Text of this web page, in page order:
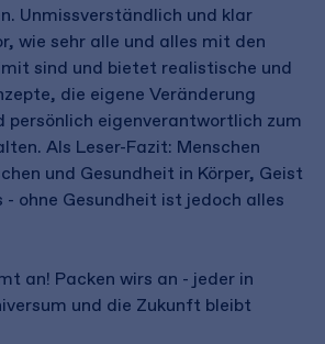
Unmissverständlich und klar
wie sehr alle und alles mit den
sind und bietet realistische und
die eigene Veränderung
eigenverantwortlich zum
Als Leser-Fazit: Menschen
und Gesundheit in Körper, Geist
- ohne Gesundheit ist jedoch alles
an! Packen wirs an - jeder in
und die Zukunft bleibt